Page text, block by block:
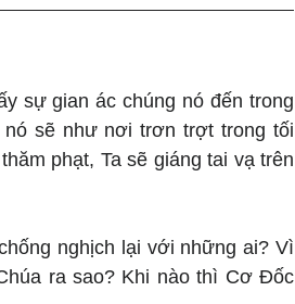
sự gian ác chúng nó đến trong
sẽ như nơi trơn trợt trong tối
phạt, Ta sẽ giáng tai vạ trên
nghịch lại với những ai? Vì
ra sao? Khi nào thì Cơ Đốc